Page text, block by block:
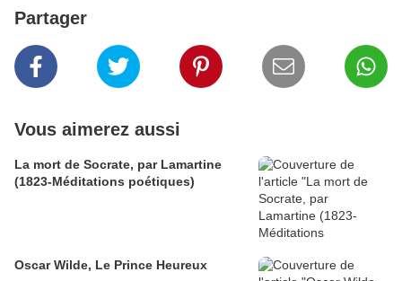
Partager
Vous aimerez aussi
La mort de Socrate, par Lamartine
(1823-Méditations poétiques)
Oscar Wilde, Le Prince Heureux